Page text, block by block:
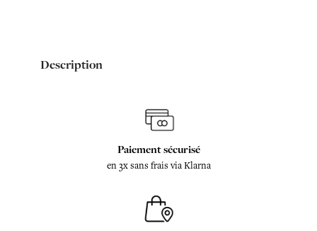
Description
Paiement sécurisé
en 3x sans frais via Klarna